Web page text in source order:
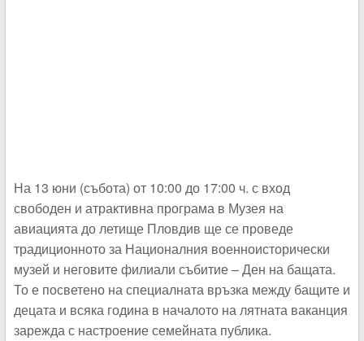
На 13 юни (събота) от 10:00 до 17:00 ч. с вход
свободен и атрактивна програма в Музея на
авиацията до летище Пловдив ще се проведе
традиционното за Националния военноисторически
музей и неговите филиали събитие – Ден на бащата.
То е посветено на специалната връзка между бащите и
децата и всяка година в началото на лятната ваканция
зарежда с настроение семейната публика.